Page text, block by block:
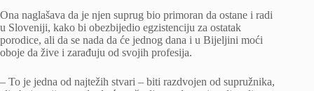
Ona naglašava da je njen suprug bio primoran da ostane i radi
u Sloveniji, kako bi obezbijedio egzistenciju za ostatak
porodice, ali da se nada da će jednog dana i u Bijeljini moći
oboje da žive i zarađuju od svojih profesija.
– To je jedna od najtežih stvari – biti razdvojen od supružnika,